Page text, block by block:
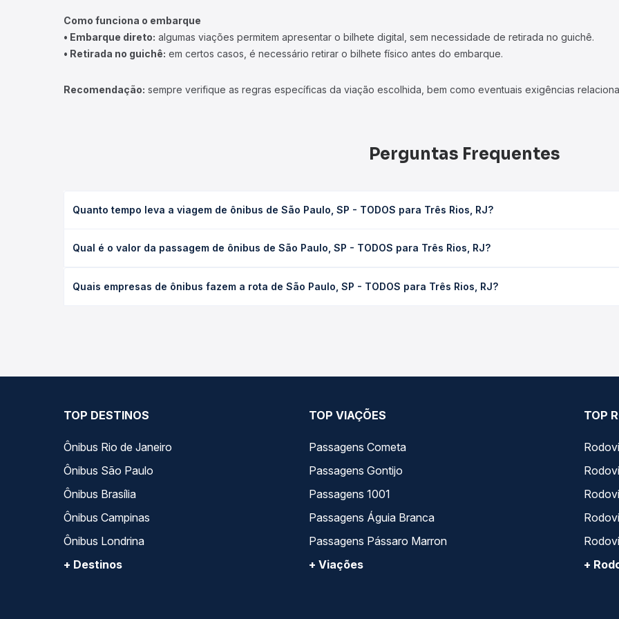
Como funciona o embarque
• Embarque direto: algumas viações permitem apresentar o bilhete digital, sem necessidade de retirada no guichê.
• Retirada no guichê: em certos casos, é necessário retirar o bilhete físico antes do embarque.
Recomendação: sempre verifique as regras específicas da viação escolhida, bem como eventuais exigências
Perguntas Frequentes
Quanto tempo leva a viagem de ônibus de São Paulo, SP - TODOS para Três Rios, RJ?
executivo ou leito) e as condições de tráfego. Na Quero Passagem você consulta os horários disponíveis e vê a
Qual é o valor da passagem de ônibus de São Paulo, SP - TODOS para Três Rios, RJ?
poltrona e a antecedência da compra. Na Quero Passagem você compara os preços de todas as viações em tempo
Quais empresas de ônibus fazem a rota de São Paulo, SP - TODOS para Três Rios, RJ?
TOP DESTINOS
Ônibus Rio de Janeiro
Ônibus São Paulo
Ônibus Brasília
Ônibus Campinas
Ônibus Londrina
+ Destinos
TOP VIAÇÕES
Passagens Cometa
Passagens Gontijo
Passagens 1001
Passagens Águia Branca
Passagens Pássaro Marron
+ Viações
TOP
+